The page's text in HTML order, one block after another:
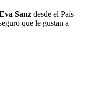
Sanz desde el País
que le gustan a